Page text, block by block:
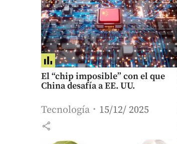
El “chip imposible” con el que
China desafía a EE. UU.
Tecnología 15/12/ 2025
share